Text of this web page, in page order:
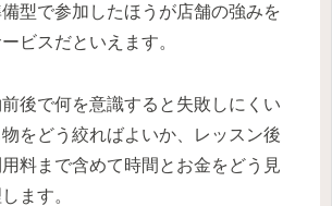
型で参加したほうが店舗の強みを
ビスだといえます。
後で何を意識すると失敗しにくい
をどう絞ればよいか、レッスン後
料まで含めて時間とお金をどう見
ます。